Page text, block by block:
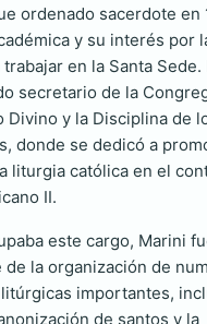
ordenado sacerdote en
y su interés por
en la Santa Sede.
secretario de la
Divino y la Disciplina de
donde se dedicó a
liturgia católica en el
II.
este cargo, Marini
de la organización de
importantes,
de santos y la